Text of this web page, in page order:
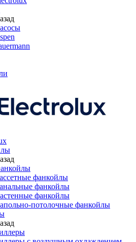
фанкойлы
фанкойлы
фанкойлы
потолочные фанкойлы